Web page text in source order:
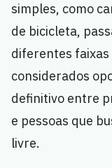
simples, como
de bicicleta,
diferentes
considerados
definitivo entre
e pessoas que
livre.